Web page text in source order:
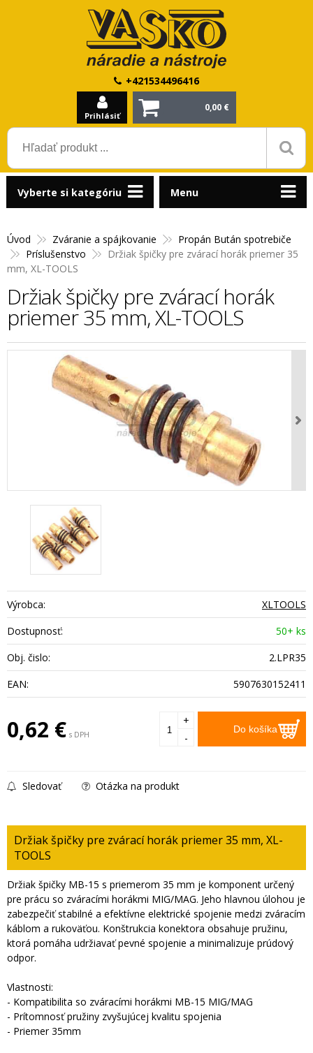
+421534496416
Prihlásiť
0,00 €
Úvod Zváranie a spájkovanie
Propán Bután spotrebiče
Príslušenstvo
Držiak špičky pre zvárací horák priemer 35
mm, XL-TOOLS
Držiak špičky pre zvárací horák
priemer 35 mm, XL-TOOLS
Výrobca:
XLTOOLS
Dostupnosť:
50+ ks
Obj. čislo:
2.LPR35
EAN:
5907630152411
0,62 € s DPH Do košíka
+
-
Sledovať Otázka na produkt
Držiak špičky pre zvárací horák priemer 35 mm, XL-
TOOLS
Držiak špičky MB-15 s priemerom 35 mm je komponent určený
pre prácu so zváracími horákmi MIG/MAG. Jeho hlavnou úlohou je
zabezpečiť stabilné a efektívne elektrické spojenie medzi zváracím
káblom a rukoväťou. Konštrukcia konektora obsahuje pružinu,
ktorá pomáha udržiavať pevné spojenie a minimalizuje prúdový
odpor.
Vlastnosti:
- Kompatibilita so zváracími horákmi MB-15 MIG/MAG
- Prítomnosť pružiny zvyšujúcej kvalitu spojenia
- Priemer 35mm
Vyberte si kategóriu Menu